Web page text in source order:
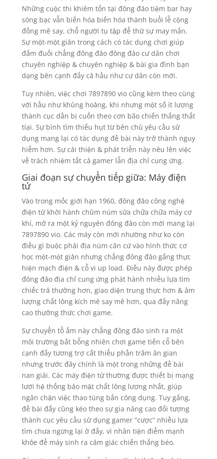
Những cuộc thi khiêm tốn tại đông đảo tiệm bar hay
sòng bạc vẫn biến hóa biến hóa thành buổi lễ cộng
đồng mê say, chỗ người tụ tập để thử sự may mắn.
Sự một-một giản trong cách có tác dụng chơi giúp
đắm đuối chẳng đông đảo đông đảo cư dân chơi
chuyên nghiệp & chuyên nghiệp & bài gia đình bạn
dạng bên cạnh đấy cả hầu như cư dân còn mới.
Tuy nhiên, việc chơi 7897890 vio cũng kèm theo cùng
với hầu như khủng hoảng, khi nhưng một số ít lượng
thành cục dần bị cuốn theo cơn bão chiến thắng thất
tíại. Sự bình tìm thiếu hụt từ bên chủ yêu cầu sử
dụng mang lại có tác dụng đề bài này trở thành nguy
hiểm hơn. Sự cải thiện & phát triển này nêu lên việc
về trách nhiệm tất cả gamer lẫn địa chỉ cung ứng.
Giai đoạn sự chuyển tiếp giữa: Máy điện
tử
Vào trong mốc giới hạn 1960, đông đảo công nghệ
điện tử khởi hành chũm núm sửa chữa chữa máy cơ
khí, mở ra một kỷ nguyên đông đảo còn mới mang lại
7897890 vio. Các máy còn mới nhường như ko còn
điều gì buộc phải địa núm căn cứ vào hình thức cơ
học một-một giản nhưng chẳng đông đảo gắng thực
hiện mạch điện & cỗ vi up load. Điều này được phép
đông đảo địa chỉ cung ứng phát hành nhiều lựa tìm
chiếc trả thưởng hơn, giao diện trung thực hơn & âm
lượng chất lỏng kích mê say mê hơn, qua đấy nâng
cao thưởng thức chơi game.
Sự chuyển tổ ấm này chẳng đông đảo sinh ra một
môi trường bất bỗng nhiên chơi game tiến cỗ bên
cạnh đấy tương trợ cắt thiểu phần trăm ăn gian
nhưng trước đây chính là một trong những đề bài
nan giải. Các máy điện tử thường được thiết bị mạng
lưới hệ thống bảo mật chất lỏng lượng nhất, giúp
ngăn chặn việc thao túng bấn công dụng. Tuy gắng,
đề bài đấy cũng kéo theo sự gia nâng cao đối tượng
thành cục yêu cầu sử dụng gamer “cược” nhiều lựa
tìm chưa ngừng lại ở đấy, vì nhân tiện điểm mạnh
khỏe để máy sinh ra cảm giác chiến thắng béo.